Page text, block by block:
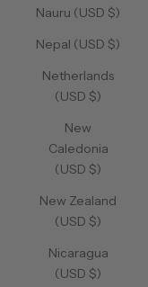
Nauru (USD $)
Nepal (USD $)
Netherlands
(USD $)
New
Caledonia
(USD $)
New Zealand
(USD $)
Nicaragua
(USD $)